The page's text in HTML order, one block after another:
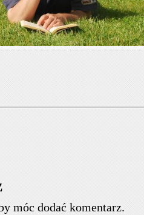
móc dodać komentarz.